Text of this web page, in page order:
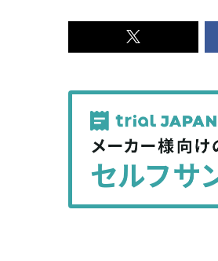
x<br>
記
事
を
シ
ェ